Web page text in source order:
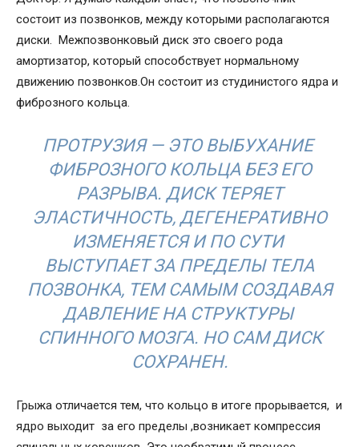
состоит из позвонков, между которыми располагаются
диски. Межпозвонковый диск это своего рода
амортизатор, который способствует нормальному
движению позвонков.Он состоит из студинистого ядра и
фиброзного кольца.
ПРОТРУЗИЯ — ЭТО ВЫБУХАНИЕ
ФИБРОЗНОГО КОЛЬЦА БЕЗ ЕГО
РАЗРЫВА. ДИСК ТЕРЯЕТ
ЭЛАСТИЧНОСТЬ, ДЕГЕНЕРАТИВНО
ИЗМЕНЯЕТСЯ И ПО СУТИ
ВЫСТУПАЕТ ЗА ПРЕДЕЛЫ ТЕЛА
ПОЗВОНКА, ТЕМ САМЫМ СОЗДАВАЯ
ДАВЛЕНИЕ НА СТРУКТУРЫ
СПИННОГО МОЗГА. НО САМ ДИСК
СОХРАНЕН.
Грыжа отличается тем, что кольцо в итоге прорывается, и
ядро выходит за его пределы ,возникает компрессия